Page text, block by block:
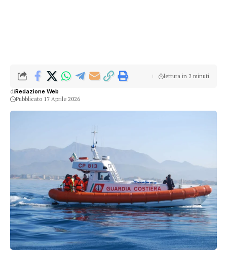
diRedazione Web
Pubblicato 17 Aprile 2026
lettura in 2 minuti